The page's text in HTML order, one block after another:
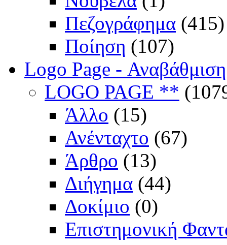
Πεζογράφημα (415)
Ποίηση (107)
Logo Page -
LOGO PAGE **
Άλλο (15)
Ανένταχτο (67)
Άρθρο (13)
Διήγημα (44)
Δοκίμιο (0)
Επιστημονική